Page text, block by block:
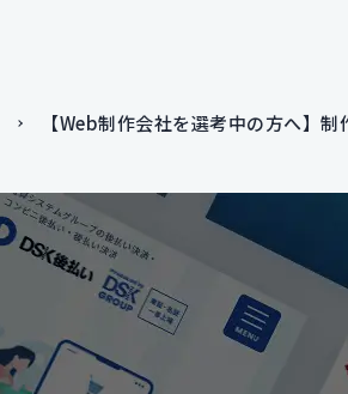
【Web制作会社を選考中の方へ】